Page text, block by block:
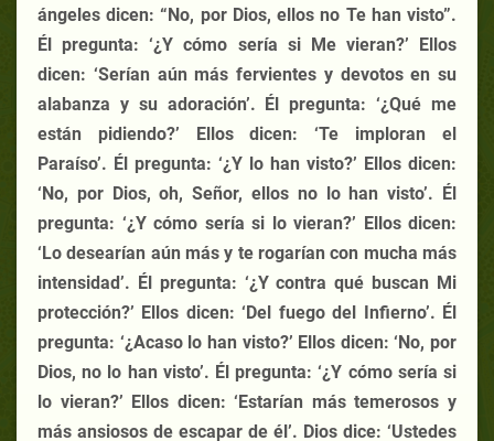
ángeles dicen: “No, por Dios, ellos no Te han visto”.
Él pregunta: ‘¿Y cómo sería si Me vieran?’ Ellos
dicen: ‘Serían aún más fervientes y devotos en su
alabanza y su adoración’. Él pregunta: ‘¿Qué me
están pidiendo?’ Ellos dicen: ‘Te imploran el
Paraíso’. Él pregunta: ‘¿Y lo han visto?’ Ellos dicen:
‘No, por Dios, oh, Señor, ellos no lo han visto’. Él
pregunta: ‘¿Y cómo sería si lo vieran?’ Ellos dicen:
‘Lo desearían aún más y te rogarían con mucha más
intensidad’. Él pregunta: ‘¿Y contra qué buscan Mi
protección?’ Ellos dicen: ‘Del fuego del Infierno’. Él
pregunta: ‘¿Acaso lo han visto?’ Ellos dicen: ‘No, por
Dios, no lo han visto’. Él pregunta: ‘¿Y cómo sería si
lo vieran?’ Ellos dicen: ‘Estarían más temerosos y
más ansiosos de escapar de él’. Dios dice: ‘Ustedes